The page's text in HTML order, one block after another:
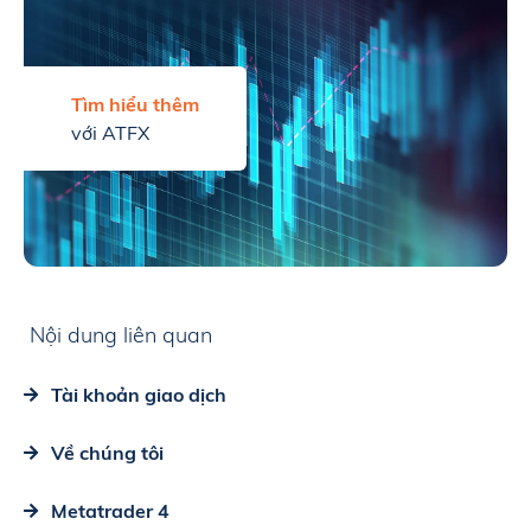
Tìm hiểu thêm
với ATFX
Nội dung liên quan
Tài khoản giao dịch
Về chúng tôi
Metatrader 4